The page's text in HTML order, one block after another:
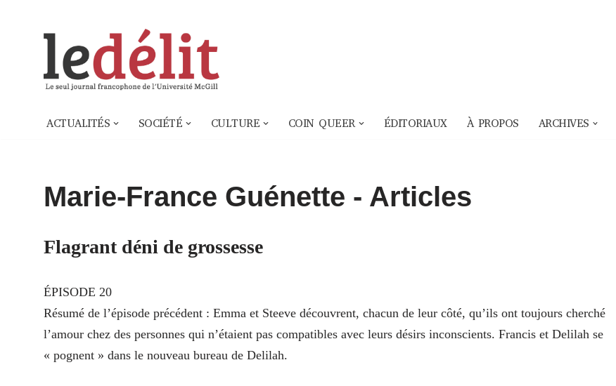
ACTUALITÉS SOCIÉTÉ CULTURE COIN QUEER ÉDITORIAUX À PROPOS ARCHIVES
Marie-France Guénette - Articles
Flagrant déni de grossesse
ÉPISODE 20
Résumé de l’épisode précédent : Emma et Steeve découvrent, chacun de leur côté, qu’ils ont toujours cherché
l’amour chez des personnes qui n’étaient pas compatibles avec leurs désirs inconscients. Francis et Delilah se
« pognent » dans le nouveau bureau de Delilah.